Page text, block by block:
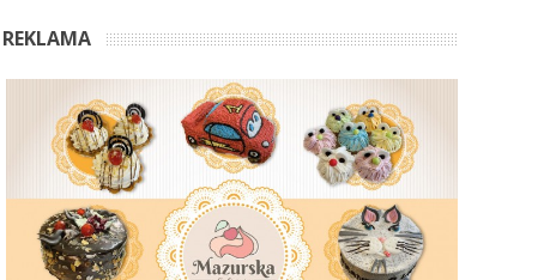
REKLAMA